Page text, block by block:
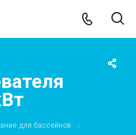
для бассейнов